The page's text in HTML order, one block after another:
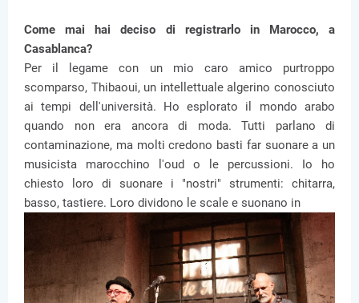
Come mai hai deciso di registrarlo in Marocco, a
Casablanca?
Per il legame con un mio caro amico purtroppo
scomparso, Thibaoui, un intellettuale algerino conosciuto
ai tempi dell'università. Ho esplorato il mondo arabo
quando non era ancora di moda. Tutti parlano di
contaminazione, ma molti credono basti far suonare a un
musicista marocchino l'oud o le percussioni. Io ho
chiesto loro di suonare i "nostri" strumenti: chitarra,
basso, tastiere. Loro dividono le scale e suonano in